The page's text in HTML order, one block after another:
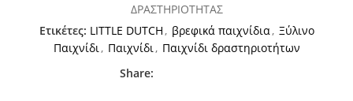
ΔΡΑΣΤΗΡΙΟΤΗΤΑΣ
Ετικέτες: LITTLE DUTCH , βρεφικά παιχνίδια , Ξύλινο
Παιχνίδι , Παιχνίδι , Παιχνίδι δραστηριοτήτων
Share: